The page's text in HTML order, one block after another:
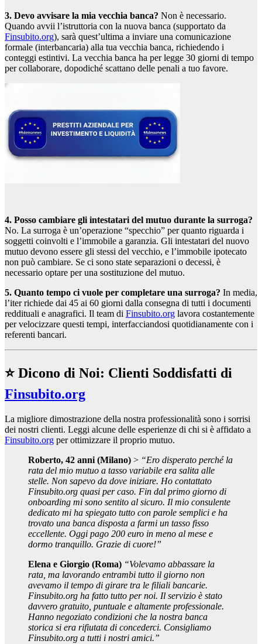
3. Devo avvisare la mia vecchia banca? Non è necessario.
Quando avvii l’istruttoria con la nuova banca (supportato da
Finsubito.org), sarà quest’ultima a inviare una comunicazione
formale (interbancaria) alla tua vecchia banca, richiedendo i
conteggi estintivi. La vecchia banca ha per legge 30 giorni di tempo
per collaborare, dopodiché scattano delle penali a tuo favore.
4. Posso cambiare gli intestatari del mutuo durante la surroga?
No. La surroga è un’operazione “specchio” per quanto riguarda i
soggetti coinvolti e l’immobile a garanzia. Gli intestatari del nuovo
mutuo devono essere gli stessi del vecchio, e l’immobile ipotecato
non può cambiare. Se ci sono state separazioni o decessi, è
necessario optare per una sostituzione del mutuo.
5. Quanto tempo ci vuole per completare una surroga? In media,
l’iter richiede dai 45 ai 60 giorni dalla consegna di tutti i documenti
reddituali e anagrafici. Il team di Finsubito.org lavora costantemente
per velocizzare questi tempi, interfacciandosi quotidianamente con i
referenti bancari.
⭐ Dicono di Noi: Clienti Soddisfatti di
Finsubito.org
La migliore dimostrazione della nostra professionalità sono i sorrisi
dei nostri clienti. Leggi alcune delle esperienze di chi si è affidato a
Finsubito.org per ottimizzare il proprio mutuo.
Roberto, 42 anni (Milano) > “Ero disperato perché la
rata del mio mutuo a tasso variabile era salita alle
stelle. Non sapevo da dove iniziare. Ho contattato
Finsubito.org quasi per caso. Fin dal primo giorno di
onboarding mi sono sentito al sicuro. Il mio consulente
dedicato mi ha spiegato tutto con parole semplici e ha
trovato una banca disposta a farmi un tasso fisso
eccellente. Oggi pago 200 euro in meno al mese e
dormo tranquillo. Grazie di cuore!”
Elena e Giorgio (Roma) “Volevamo abbassare la
rata, ma lavorando entrambi tutto il giorno non
avevamo il tempo di girare tra le filiali bancarie.
Finsubito.org ha fatto tutto per noi. Il servizio è stato
davvero gratuito, puntuale e altamente professionale.
Hanno negoziato condizioni che la nostra banca
storica si era rifiutata di concederci. Consigliamo
Finsubito.org a tutti i nostri amici.”